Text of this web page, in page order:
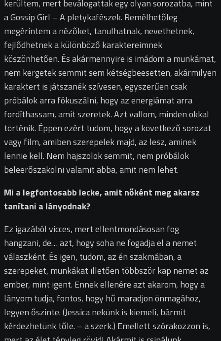
kerültem, mert beválogattak egy olyan sorozatba, mint
a Gossip Girl – A pletykafészek. Remélhetőleg
megérintem a nézőket, tanulhatnak, nevethetnek,
fejlődhetnek a különböző karaktereimnek
köszönhetően. És akármennyire is imádom a munkámat,
nem kergetek semmit sem kétségbeesetten, akármilyen
karaktert is játszanék szívesen, egyszerűen csak
próbálok arra fókuszálni, hogy az energiámat arra
fordíthassam, amit szeretek. Azt vallom, minden okkal
történik. Éppen ezért tudom, hogy a következő sorozat
vagy film, amiben szerepelek majd, az lesz, aminek
lennie kell. Nem hajszolok semmit, nem próbálok
beleerőszakolni valamit abba, amit nem lehet.
Mi a legfontosabb lecke, amit nőként meg akarsz
tanítani a lányodnak?
Ez igazából vicces, mert ellentmondásosan fog
hangzani, de… azt, hogy soha ne fogadja el a nemet
válaszként. És igen, tudom, az én szakmában, a
szerepeket, munkákat illetően többször kap nemet az
ember, mint igent. Ennek ellenére azt akarom, hogy a
lányom tudja, fontos, hogy hű maradjon önmagához,
legyen őszinte. (Jessica nekünk is kiemeli, bármit
kérdezhetünk tőle. – a szerk.) Emellett szórakozzon is,